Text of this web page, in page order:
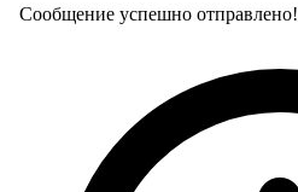
Сообщение успешно отправлено!